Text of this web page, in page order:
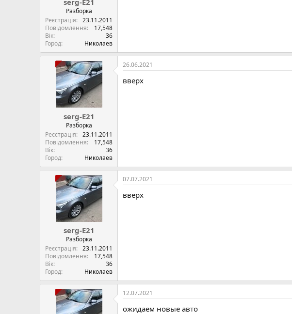
serg-E21
Разборка
Реєстрація
23.11.2011
Повідомлення
17,548
Вік
36
Город
Николаев
serg-E21
Разборка
Реєстрація
23.11.2011
Повідомлення
17,548
Вік
36
Город
Николаев
26.06.2021
вверх
serg-E21
Разборка
Реєстрація
23.11.2011
Повідомлення
17,548
Вік
36
Город
Николаев
07.07.2021
вверх
12.07.2021
ожидаем новые авто